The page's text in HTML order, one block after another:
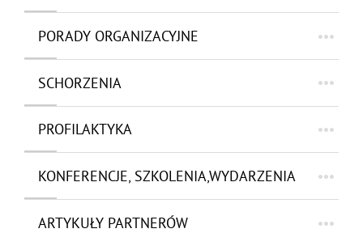
PORADY ORGANIZACYJNE
SCHORZENIA
PROFILAKTYKA
KONFERENCJE, SZKOLENIA,WYDARZENIA
ARTYKUŁY PARTNERÓW